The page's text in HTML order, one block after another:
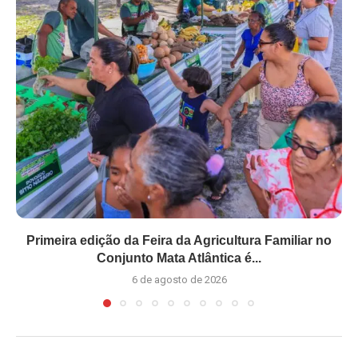
Primeira edição da Feira da Agricultura Familiar no
Conjunto Mata Atlântica é...
6 de agosto de 2026